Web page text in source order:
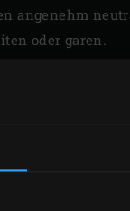
angenehm
oder garen.